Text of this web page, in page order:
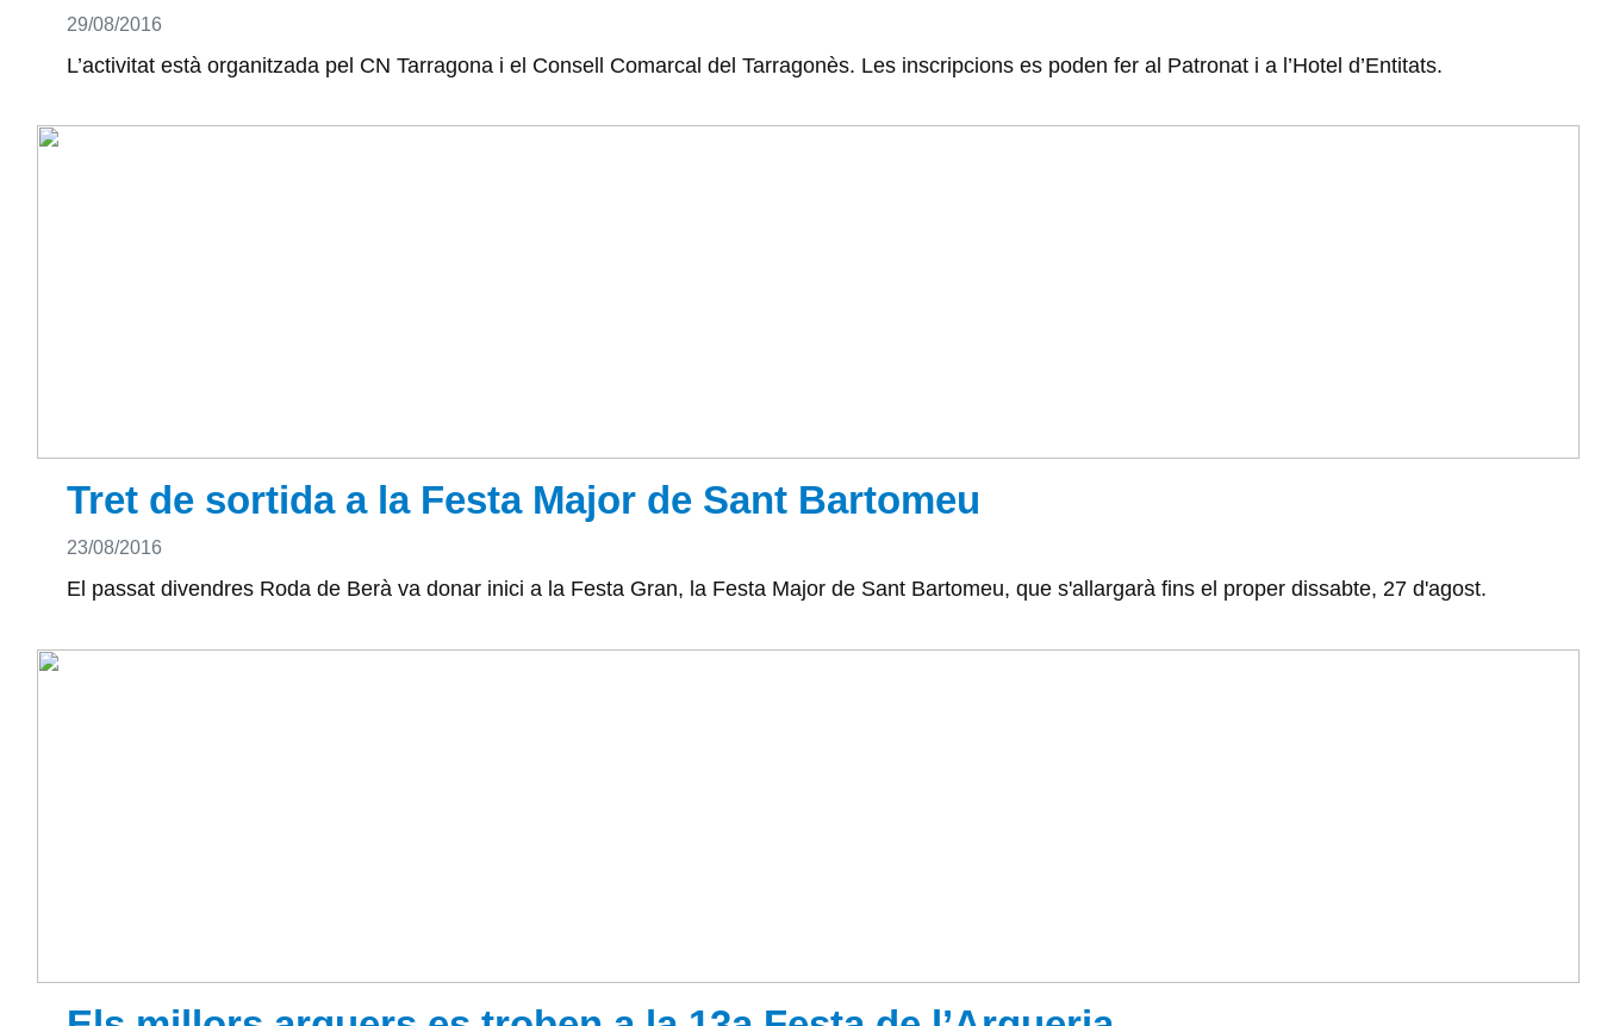
Detalls
29/08/2016
L’activitat està organitzada pel CN Tarragona i el Consell Comarcal del Tarragonès. Les inscripcions es poden fer al Patronat i a l’Hotel d’Entitats.
Tret de sortida a la Festa Major de Sant Bartomeu
Detalls
23/08/2016
El passat divendres Roda de Berà va donar inici a la Festa Gran, la Festa Major de Sant Bartomeu, que s'allargarà fins el proper dissabte, 27 d'agost.